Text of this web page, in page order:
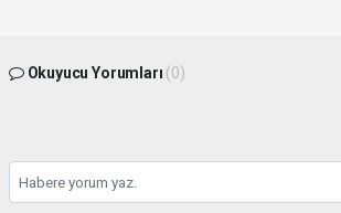
Okuyucu Yorumları (0)